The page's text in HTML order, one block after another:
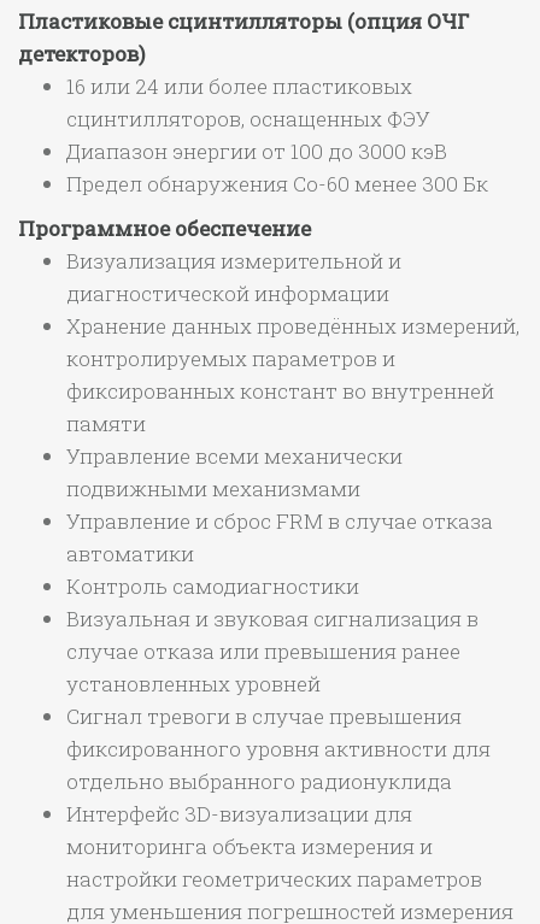
Пластиковые сцинтилляторы (опция ОЧГ
детекторов)
16 или 24 или более пластиковых
сцинтилляторов, оснащенных ФЭУ
Диапазон энергии от 100 до 3000 кэВ
Предел обнаружения Co-60 менее 300 Бк
Программное обеспечение
Визуализация измерительной и
диагностической информации
Хранение данных проведённых измерений,
контролируемых параметров и
фиксированных констант во внутренней
памяти
Управление всеми механически
подвижными механизмами
Управление и сброс FRM в случае отказа
автоматики
Контроль самодиагностики
Визуальная и звуковая сигнализация в
случае отказа или превышения ранее
установленных уровней
Сигнал тревоги в случае превышения
фиксированного уровня активности для
отдельно выбранного радионуклида
Интерфейс 3D-визуализации для
мониторинга объекта измерения и
настройки геометрических параметров
для уменьшения погрешностей измерения